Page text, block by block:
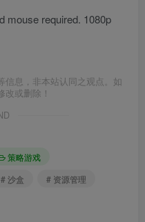
mouse required. 1080p
信息，非本站认同之观点。如
或删除！
策略游戏
# 沙盒
# 资源管理